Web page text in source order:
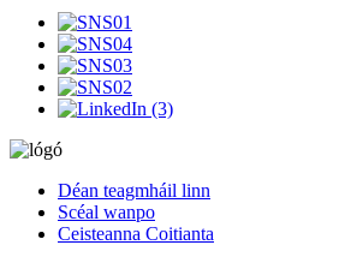
Déan teagmháil linn
Scéal wanpo
Ceisteanna Coitianta